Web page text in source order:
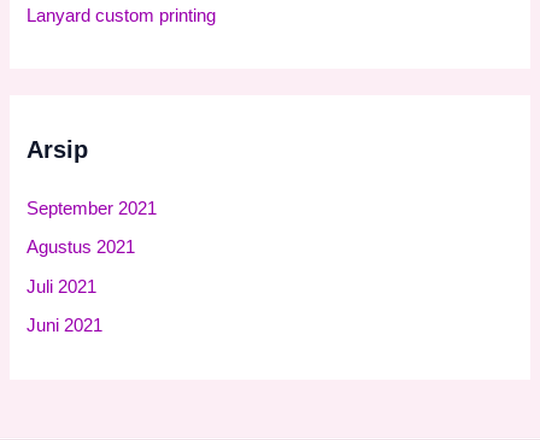
Lanyard custom printing
Arsip
September 2021
Agustus 2021
Juli 2021
Juni 2021